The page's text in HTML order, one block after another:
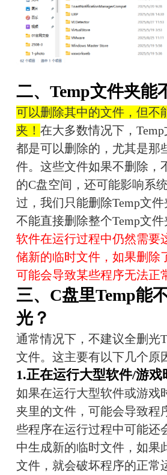
二、Temp文件夹能
可以删除其中的文件，但不
夹！ 在大多数情况下，
都是可以删除的，尤其是那
件。这些文件如果不删除，
的C盘空间，还可能影响系
过，我们只能删除Temp文
不能直接删除整个Temp文件
软件在运行过程中仍然需要
储新的临时文件，如果删除
可能会导致某些程序无法正
三、C盘里Temp能
光？
通常情况下，不建议全删光
文件。这主要有以下几个原
1.正在运行大型软件/游戏
如果在运行大型软件或游戏
夹里的文件，可能会导致程
些程序在运行过程中可能还
中生成新的临时文件，如果
文件，就会破坏程序的正常